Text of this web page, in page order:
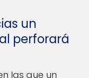
un
perforará
las que un